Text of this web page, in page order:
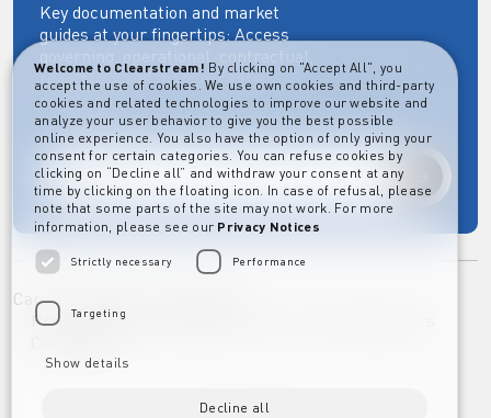
Key documentation and market
guides at your fingertips: Access
governing, operational, contractual,
regulatory and more essential
documents.
Explore
Career
Privacy Notice Clearstream Group
Welcome to Clearstream! By clicking on "Accept All", you
accept the use of cookies. We use own cookies and third-party
cookies and related technologies to improve our website and
analyze your user behavior to give you the best possible
online experience. You also have the option of only giving your
consent for certain categories. You can refuse cookies by
clicking on “Decline all” and withdraw your consent at any
time by clicking on the floating icon. In case of refusal, please
note that some parts of the site may not work. For more
information, please see our Privacy Notices
Strictly necessary Performance
Targeting
Show details
Decline all